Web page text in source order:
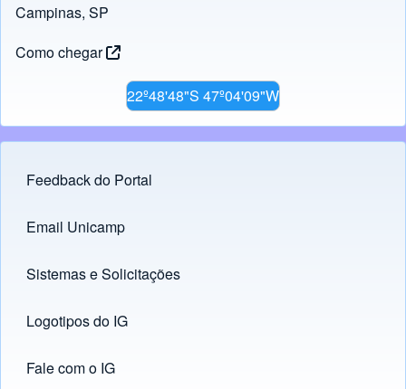
Campinas, SP
Como chegar
22º48'48"S 47º04'09"W
Footer menu
Feedback do Portal
Links
Email Unicamp
(opens in new tab)
Sistemas e Solicitações
(opens in new tab)
Logotipos do IG
(opens in new tab)
Fale com o IG